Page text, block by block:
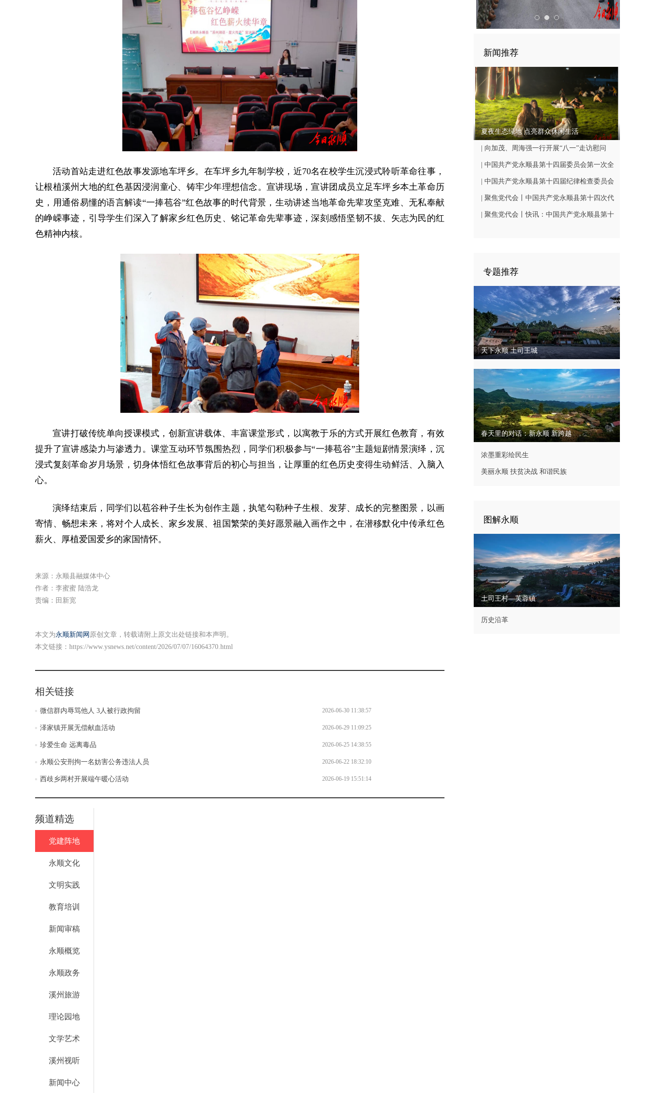
活动首站走进红色故事发源地车坪乡。在车坪乡九年制学校，近70名在校学生沉浸式聆听革命往事，
让根植溪州大地的红色基因浸润童心、铸牢少年理想信念。宣讲现场，宣讲团成员立足车坪乡本土革命历
史，用通俗易懂的语言解读“一捧苞谷”红色故事的时代背景，生动讲述当地革命先辈攻坚克难、无私奉献
的峥嵘事迹，引导学生们深入了解家乡红色历史、铭记革命先辈事迹，深刻感悟坚韧不拔、矢志为民的红
色精神内核。
宣讲打破传统单向授课模式，创新宣讲载体、丰富课堂形式，以寓教于乐的方式开展红色教育，有效
提升了宣讲感染力与渗透力。课堂互动环节氛围热烈，同学们积极参与“一捧苞谷”主题短剧情景演绎，沉
浸式复刻革命岁月场景，切身体悟红色故事背后的初心与担当，让厚重的红色历史变得生动鲜活、入脑入
心。
演绎结束后，同学们以苞谷种子生长为创作主题，执笔勾勒种子生根、发芽、成长的完整图景，以画
寄情、畅想未来，将对个人成长、家乡发展、祖国繁荣的美好愿景融入画作之中，在潜移默化中传承红色
薪火、厚植爱国爱乡的家国情怀。
来源：永顺县融媒体中心
作者：李蜜蜜 陆浩龙
责编：田新宽
本文为永顺新闻网 原创文章，转载请附上原文出处链接和本声明。
本文链接： https://www.ysnews.net/content/2026/07/07/16064370.html
相关链接
微信群内辱骂他人 3人被行政拘留 2026-06-30 11:38:57
泽家镇开展无偿献血活动 2026-06-29 11:09:25
珍爱生命 远离毒品 2026-06-25 14:38:55
永顺公安刑拘一名妨害公务违法人员 2026-06-22 18:32:10
西歧乡两村开展端午暖心活动 2026-06-19 15:51:14
频道精选
党建阵地
永顺文化
文明实践
教育培训
新闻审稿
永顺概览
永顺政务
溪州旅游
理论园地
文学艺术
溪州视听
新闻中心
新闻推荐
夏夜生态绿地 点亮群众休闲生活
| 向加茂、周海强一行开展“八一”走访慰问
| 中国共产党永顺县第十四届委员会第一次全
体会议召开
| 中国共产党永顺县第十四届纪律检查委员会
第一次全体会议召开
| 聚焦党代会丨中国共产党永顺县第十四次代
表大会闭幕
| 聚焦党代会丨快讯：中国共产党永顺县第十
专题推荐
天下永顺 土司王城
春天里的对话：新永顺 新跨越
浓墨重彩绘民生
美丽永顺 扶贫决战 和谐民族
图解永顺
土司王村—芙蓉镇
历史沿革